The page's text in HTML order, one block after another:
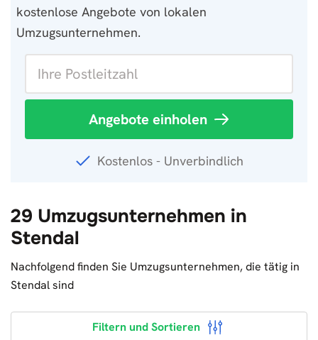
kostenlose Angebote von lokalen
Umzugsunternehmen.
Angebote einholen
Kostenlos - Unverbindlich
29 Umzugsunternehmen in
Stendal
Nachfolgend finden Sie Umzugsunternehmen, die tätig in
Stendal sind
Filtern und Sortieren